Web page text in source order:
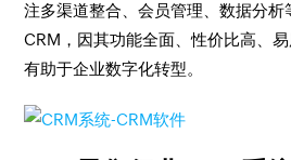
注多渠道整合、会员管理、数据分
CRM，因其功能全面、性价比高、
有助于企业数字化转型。